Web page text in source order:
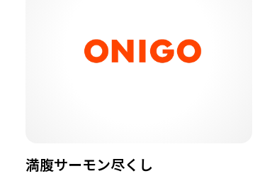
満腹サーモン尽くし